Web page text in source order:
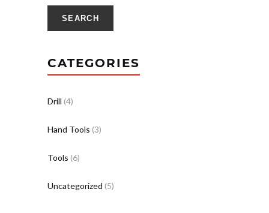
SEARCH
CATEGORIES
Drill (4)
Hand Tools (3)
Tools (6)
Uncategorized (5)